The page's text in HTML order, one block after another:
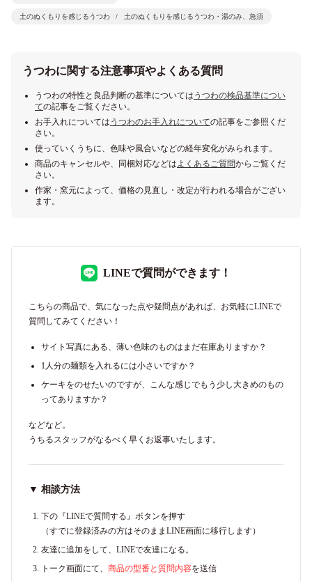
土のぬくもりを感じるうつわ 土のぬくもりを感じるうつわ・湯のみ、急須
うつわに関する注意事項やよくある質問
うつわの特性と良品判断の基準については うつわの検品基準につい
ての記事をご覧ください。
お手入れについては うつわのお手入れについての記事をご参照くだ
さい。
使っていくうちに、色味や風合いなどの経年変化がみられます。
商品のキャンセルや、同梱対応などは よくあるご質問からご覧くだ
さい。
作家・窯元によって、価格の見直し・改定が行われる場合がござい
ます。
LINEで質問ができます！
こちらの商品で、気になった点や疑問点があれば、お気軽にLINEで
質問してみてください！
サイト写真にある、薄い色味のものはまだ在庫ありますか？
1人分の麺類を入れるには小さいですか？
ケーキをのせたいのですが、こんな感じでもう少し大きめのもの
ってありますか？
などなど。
うちるスタッフがなるべく早くお返事いたします。
▼ 相談方法
下の『LINEで質問する』ボタンを押す
（すでに登録済みの方はそのままLINE画面に移行します）
友達に追加をして、LINEで友達になる。
トーク画面にて、 商品の型番と質問内容を送信